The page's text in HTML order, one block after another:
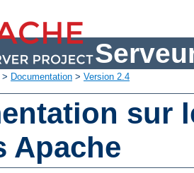
> Documentation > Version 2.4
sur
Apache